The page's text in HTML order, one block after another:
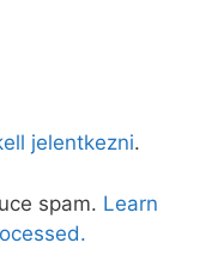
jelentkezni.
spam. Learn